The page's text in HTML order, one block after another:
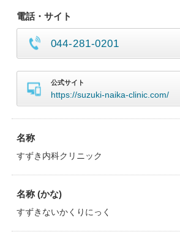
電話・サイト
044-281-0201
公式サイト
https://suzuki-naika-clinic.com/
名称
すずき内科クリニック
名称 (かな)
すずきないかくりにっく